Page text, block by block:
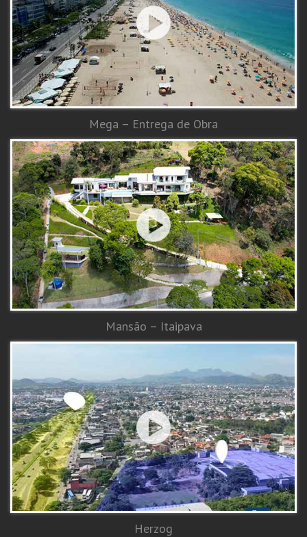
Mega – Entrega de Obra
Mansão – Itaipava
Herzog